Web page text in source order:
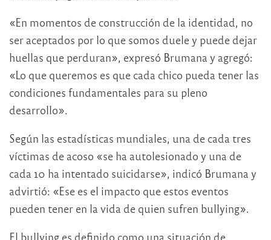
«En momentos de construcción de la identidad, no
ser aceptados por lo que somos duele y puede dejar
huellas que perduran», expresó Brumana y agregó:
«Lo que queremos es que cada chico pueda tener las
condiciones fundamentales para su pleno
desarrollo».
Según las estadísticas mundiales, una de cada tres
víctimas de acoso «se ha autolesionado y una de
cada 10 ha intentado suicidarse», indicó Brumana y
advirtió: «Ese es el impacto que estos eventos
pueden tener en la vida de quien sufren bullying».
El bullying es definido como una situación de